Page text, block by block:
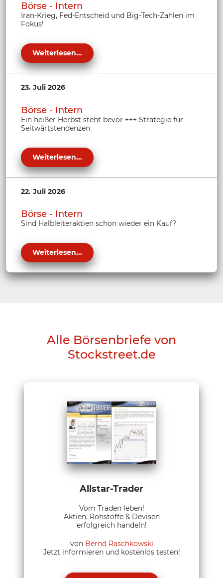
Börse - Intern
Iran-Krieg, Fed-Entscheid und Big-Tech-Zahlen im
Fokus!
Weiterlesen...
23. Juli 2026
Börse - Intern
Ein heißer Herbst steht bevor +++ Strategie für
Seitwärtstendenzen
Weiterlesen...
22. Juli 2026
Börse - Intern
Sind Halbleiteraktien schon wieder ein Kauf?
Weiterlesen...
Alle Börsenbriefe von
Stockstreet.de
Allstar-Trader
Vom Traden leben!
Aktien, Rohstoffe & Devisen
erfolgreich handeln!
von Bernd Raschkowski
Jetzt informieren und kostenlos testen!